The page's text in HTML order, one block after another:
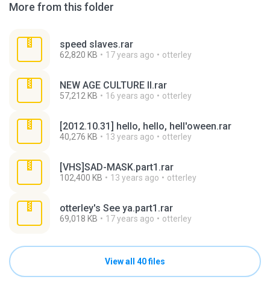
More from this folder
speed slaves.rar
62,820 KB 17 years ago otterley
NEW AGE CULTURE II.rar
57,212 KB 16 years ago otterley
[2012.10.31] hello, hello, hell'oween.rar
40,276 KB 13 years ago otterley
[VHS]SAD-MASK.part1.rar
102,400 KB 13 years ago otterley
otterley's See ya.part1.rar
69,018 KB 17 years ago otterley
View all 40 files